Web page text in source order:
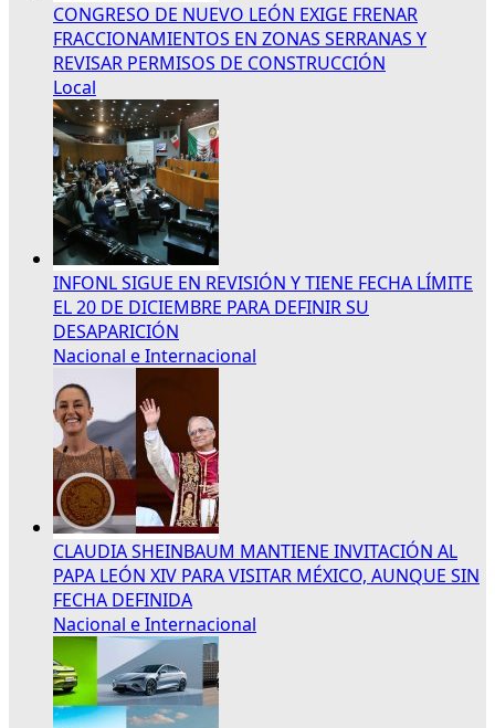
CONGRESO DE NUEVO LEÓN EXIGE FRENAR
FRACCIONAMIENTOS EN ZONAS SERRANAS Y
REVISAR PERMISOS DE CONSTRUCCIÓN
Local
INFONL SIGUE EN REVISIÓN Y TIENE FECHA LÍMITE
EL 20 DE DICIEMBRE PARA DEFINIR SU
DESAPARICIÓN
Nacional e Internacional
CLAUDIA SHEINBAUM MANTIENE INVITACIÓN AL
PAPA LEÓN XIV PARA VISITAR MÉXICO, AUNQUE SIN
FECHA DEFINIDA
Nacional e Internacional